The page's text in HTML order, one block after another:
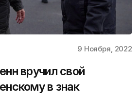
9 Ноября, 2022
вручил свой
в знак